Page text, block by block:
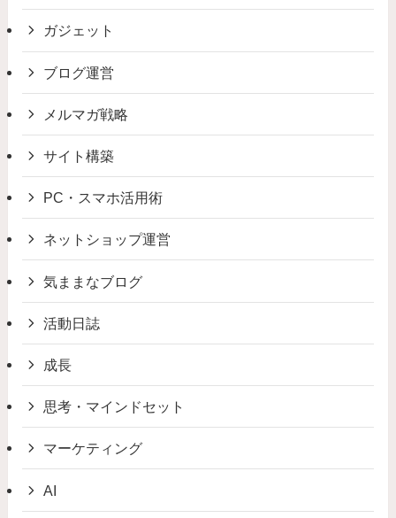
ガジェット
ブログ運営
メルマガ戦略
サイト構築
PC・スマホ活用術
ネットショップ運営
気ままなブログ
活動日誌
成長
思考・マインドセット
マーケティング
AI